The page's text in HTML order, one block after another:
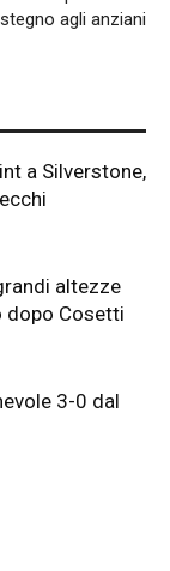
agli anziani
a Silverstone,
altezze
dopo Cosetti
3-0 dal